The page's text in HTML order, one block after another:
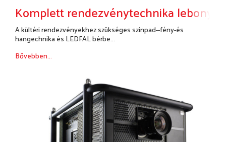
Komplett rendezvénytechnika
A kültéri rendezvényekhez szükséges szinpad--fény-és
hangechnika és LEDFAL bérbe...
Bővebben...